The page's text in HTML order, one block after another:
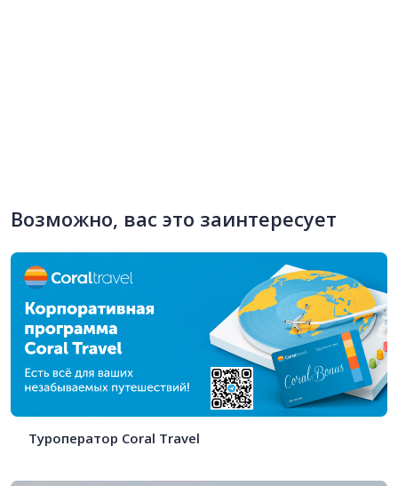
Возможно, вас это заинтересует
Туроператор Coral Travel